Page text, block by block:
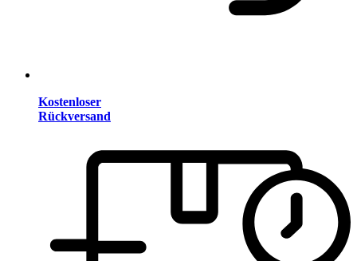
Kostenloser
Rückversand